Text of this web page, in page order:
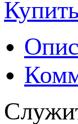
Купить